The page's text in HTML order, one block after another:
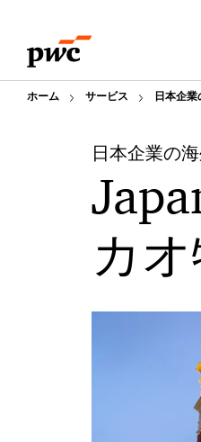
content
footer
ホーム サービス 日本企
日本企業の
カ